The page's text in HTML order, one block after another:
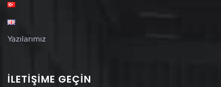
Yazılarımız
İLETIŞIME GEÇIN